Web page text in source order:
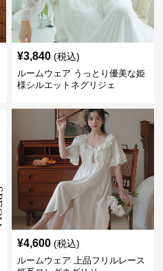
¥3,840 (税込)
ルームウェア うっとり優美な姫
様シルエットネグリジェ
¥4,600 (税込)
ルームウェア 上品フリルレース